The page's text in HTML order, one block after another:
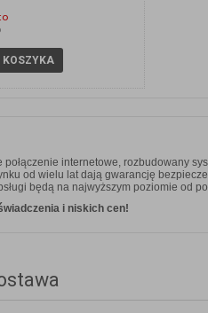
KOSZYKA
internetowe, rozbudowany
od wielu lat dają gwarancję
będą na najwyższym poziomie od
i niskich cen!